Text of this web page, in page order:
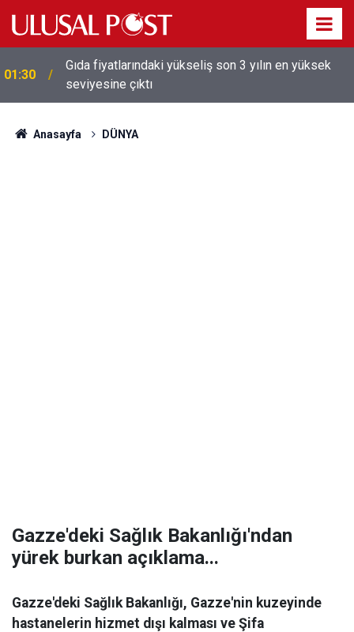
01:26
Galatasaray'dan sekiz kişi hakkında savcılığa suç
duyurusu
Anasayfa DÜNYA
Gazze'deki Sağlık Bakanlığı'ndan
yürek burkan açıklama...
Gazze'deki Sağlık Bakanlığı, Gazze'nin kuzeyinde
hastanelerin hizmet dışı kalması ve Şifa